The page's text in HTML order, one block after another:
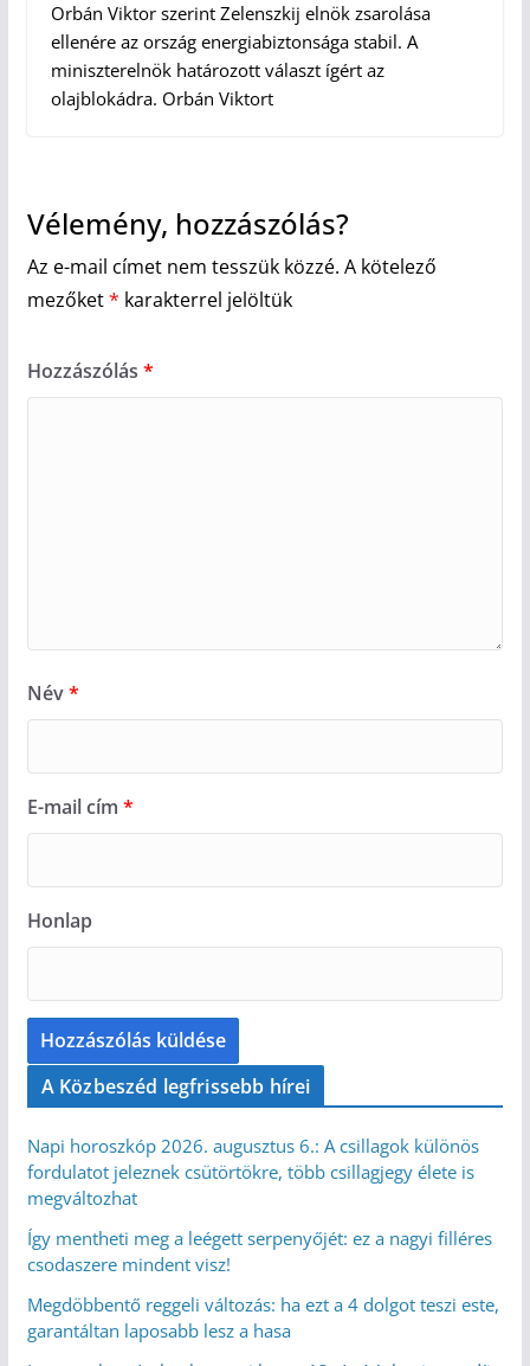
Orbán Viktor szerint Zelenszkij elnök zsarolása
ellenére az ország energiabiztonsága stabil. A
miniszterelnök határozott választ ígért az
olajblokádra. Orbán Viktort
Vélemény, hozzászólás?
Az e-mail címet nem tesszük közzé. A kötelező
mezőket* karakterrel jelöltük
Hozzászólás *
Név*
E-mail cím *
Honlap
A Közbeszéd legfrissebb hírei
Napi horoszkóp 2026. augusztus 6.: A csillagok különös
fordulatot jeleznek csütörtökre, több csillagjegy élete is
megváltozhat
Így mentheti meg a leégett serpenyőjét: ez a nagyi filléres
csodaszere mindent visz!
Megdöbbentő reggeli változás: ha ezt a 4 dolgot teszi este,
garantáltan laposabb lesz a hasa